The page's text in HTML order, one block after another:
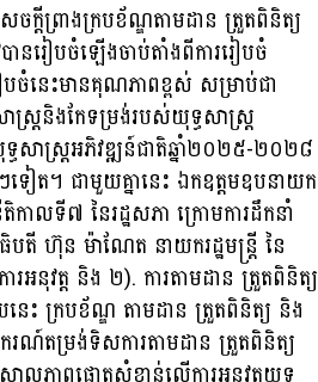
ចក្ដីព្រាងក្របខ័ណ្ឌតាមដាន ត្រួតពិនិត្យ
នរៀបចំឡើងចាប់តាំងពីការរៀបចំ
ចំនេះមានគុណភាពខ្ពស់ សម្រាប់ជា
ស្រ្ដនិងកែទម្រង់របស់យុទ្ធសាស្រ្ដ
ាស្រ្ដអភិវឌ្ឍន៍ជាតិឆ្នាំ២០២៥-២០២៨
ៀត។ ជាមួយគ្នានេះ ឯកឧត្ដមឧបនាយក
ាលទី៧ នៃរដ្ឋសភា ក្រោមការដឹកនាំ
តី ហ៊ុន ម៉ាណែត នាយករដ្ឋមន្រ្តី នៃ
អនុវត្ដ និង ២). ការតាមដាន ត្រួតពិនិត្យ
េះ ក្របខ័ណ្ឌ តាមដាន ត្រួតពិនិត្យ និង
រណ៍តម្រង់ទិសការតាមដាន ត្រួតពិនិត្យ